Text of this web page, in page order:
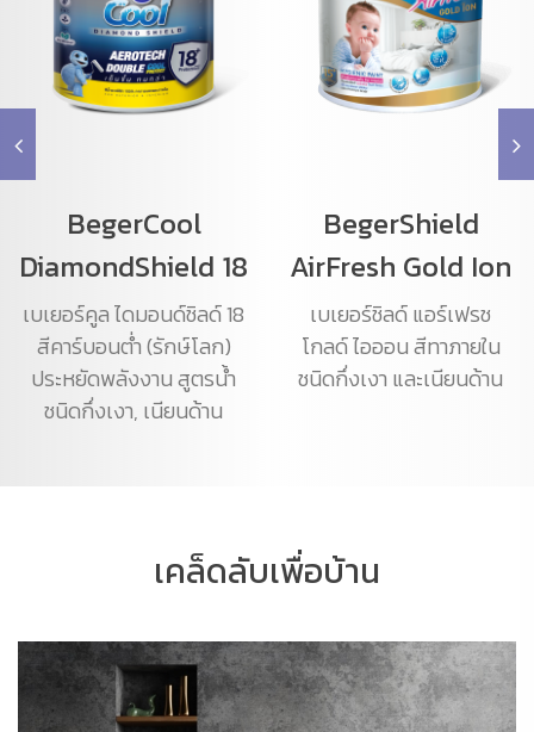
BegerCool
DiamondShield 18
เบเยอร์คูล ไดมอนด์ชิลด์ 18
สีคาร์บอนต่ำ (รักษ์โลก)
ประหยัดพลังงาน สูตรน้ำ
ชนิดกึ่งเงา, เนียนด้าน
BegerShield
AirFresh Gold Ion
เบเยอร์ชิลด์ แอร์เฟรช
โกลด์ ไอออน สีทาภายใน
ชนิดกึ่งเงา และเนียนด้าน
เคล็ดลับเพื่อบ้าน